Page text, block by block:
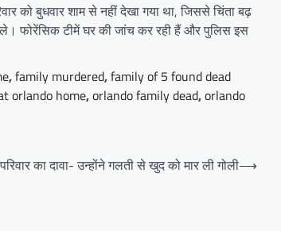
को बुधवार शाम से नहीं देखा गया था, जिससे चिंता बढ़
फोरेंसिक टीमें घर की जांच कर रही हैं और पुलिस इस
,family murdered,family of 5 found dead
orlando home,orlando family dead,orlando
का दावा- उन्होंने गलती से खुद को मार ली गोली⟶